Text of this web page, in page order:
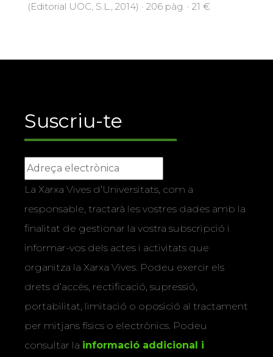
(Editorial UOC, S.L., 2014) · 206 pàg. · 21 €
Suscriu-te
La Xarxa Vives d’Universitats, com a
responsable, tractarà les vostres dades amb la
finalitat de gestionar la vostra subscripció i
informar-vos dels actes i activitats que
organitza la Xarxa Vives. Podeu exercir els
drets d’accés, rectificació, supressió,
portabilitat, limitació o oposició al tractament
per mitjans físics o electrònics. Podeu
consultar la informació addicional i